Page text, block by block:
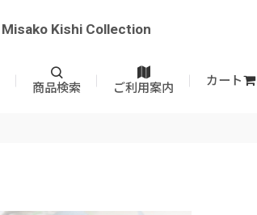
Misako Kishi Collection
商品検索 ご利用案内
カート